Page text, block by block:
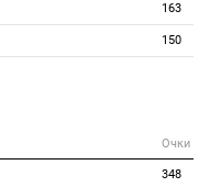
163
150
Очки
348